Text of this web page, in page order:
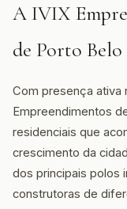
A IVIX
de Porto Belo
Com presença ativa
Empreendimentos
residenciais que
crescimento da
dos principais polos
construtoras de